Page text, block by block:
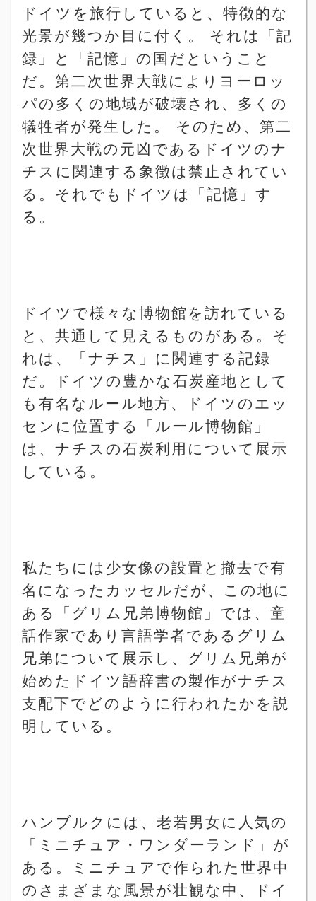
ドイツを旅行していると、特徴的な
光景が幾つか目に付く。 それは「記
録」と「記憶」の国だということ
だ。第二次世界大戦によりヨーロッ
パの多くの地域が破壊され、多くの
犠牲者が発生した。 そのため、第二
次世界大戦の元凶であるドイツのナ
チスに関連する象徴は禁止されてい
る。それでもドイツは「記憶」す
る。
ドイツで様々な博物館を訪れている
と、共通して見えるものがある。そ
れは、「ナチス」に関連する記録
だ。ドイツの豊かな石炭産地として
も有名なルール地方、ドイツのエッ
センに位置する「ルール博物館」
は、ナチスの石炭利用について展示
している。
私たちには少女像の設置と撤去で有
名になったカッセルだが、この地に
ある「グリム兄弟博物館」では、童
話作家であり言語学者であるグリム
兄弟について展示し、グリム兄弟が
始めたドイツ語辞書の製作がナチス
支配下でどのように行われたかを説
明している。
ハンブルクには、老若男女に人気の
「ミニチュア・ワンダーランド」が
ある。ミニチュアで作られた世界中
のさまざまな風景が壮観な中、ドイ